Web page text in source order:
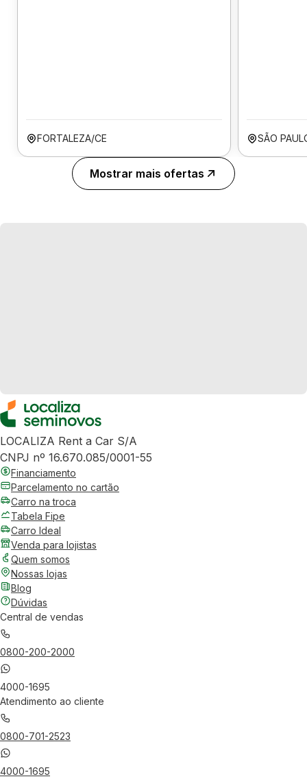
FORTALEZA/CE SÃO
Mostrar mais ofertas
LOCALIZA Rent a Car S/A
CNPJ nº 16.670.085/0001-55
Financiamento
Parcelamento no cartão
Carro na troca
Tabela Fipe
Carro Ideal
Venda para lojistas
Quem somos
Nossas lojas
Blog
Dúvidas
Central de vendas
0800-200-2000
4000-1695
Atendimento ao cliente
0800-701-2523
4000-1695